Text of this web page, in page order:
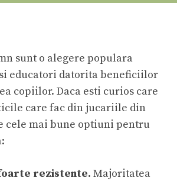
sunt o alegere populara
educatori datorita beneficiilor
copiilor. Daca esti curios care
care fac din jucariile din
cele mai bune optiuni pentru
rezistente. Majoritatea